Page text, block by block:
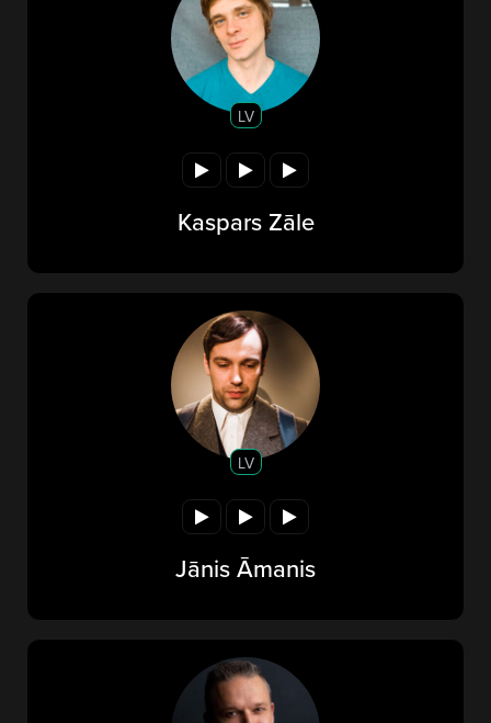
LV
Kaspars Zāle
LV
Jānis Āmanis